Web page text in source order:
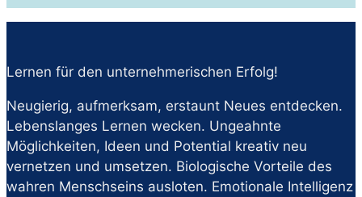
Lernen für den unternehmerischen Erfolg!
Neugierig, aufmerksam, erstaunt Neues entdecken.
Lebenslanges Lernen wecken. Ungeahnte
Möglichkeiten, Ideen und Potential kreativ neu
vernetzen und umsetzen. Biologische Vorteile des
wahren Menschseins ausloten. Emotionale Intelligenz